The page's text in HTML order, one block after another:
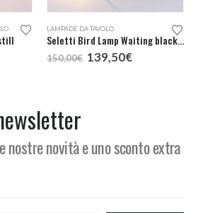
LAMPADE DA TAVOLO
Seletti Bird Lamp Waiting black lampada da tavolo
150,00€ Il
prezzo
139,50€Il
novità e uno sconto extra